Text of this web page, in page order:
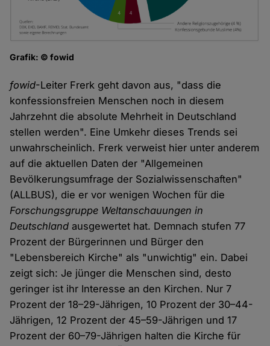
Grafik: © fowid
fowid-Leiter Frerk geht davon aus, "dass die
konfessionsfreien Menschen noch in diesem
Jahrzehnt die absolute Mehrheit in Deutschland
stellen werden". Eine Umkehr dieses Trends sei
unwahrscheinlich. Frerk verweist hier unter anderem
auf die aktuellen Daten der "Allgemeinen
Bevölkerungsumfrage der Sozialwissenschaften"
(ALLBUS), die er vor wenigen Wochen für die
Forschungsgruppe Weltanschauungen in
Deutschland ausgewertet hat. Demnach stufen 77
Prozent der Bürgerinnen und Bürger den
"Lebensbereich Kirche" als "unwichtig" ein. Dabei
zeigt sich: Je jünger die Menschen sind, desto
geringer ist ihr Interesse an den Kirchen. Nur 7
Prozent der 18–29-Jährigen, 10 Prozent der 30–44-
Jährigen, 12 Prozent der 45–59-Jährigen und 17
Prozent der 60–79-Jährigen halten die Kirche für